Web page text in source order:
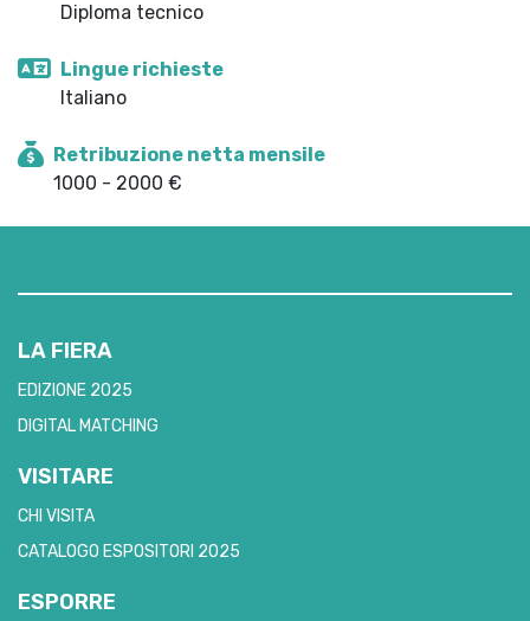
Diploma tecnico
Lingue richieste
Italiano
Retribuzione netta mensile
1000 - 2000 €
LA FIERA
EDIZIONE 2025
DIGITAL MATCHING
VISITARE
CHI VISITA
CATALOGO ESPOSITORI 2025
ESPORRE